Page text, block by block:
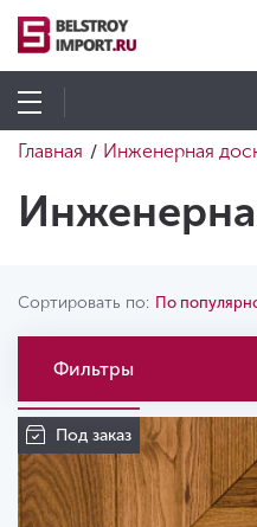
Главная / Инженерная
Сортировать по: По
Фильтры
Под заказ